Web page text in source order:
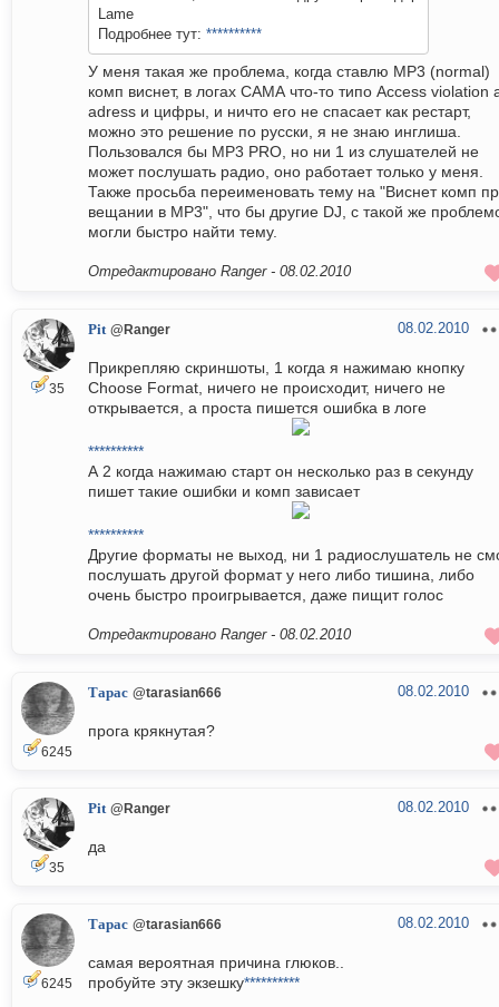
Lame
Подробнее тут: **********
У меня такая же проблема, когда ставлю MP3 (normal)
комп виснет, в логах САМА что-то типо Access violation
adress и цифры, и ничто его не спасает как рестарт,
можно это решение по русски, я не знаю инглиша.
Пользовался бы MP3 PRO, но ни 1 из слушателей не
может послушать радио, оно работает только у меня.
Также просьба переименовать тему на "Виснет комп
вещании в MP3", что бы другие DJ, с такой же
могли быстро найти тему.
Отредактировано Ranger - 08.02.2010
35
Pit @Ranger 08.02.2010
Прикрепляю скриншоты, 1 когда я нажимаю кнопку
Choose Format, ничего не происходит, ничего не
открывается, а проста пишется ошибка в логе
**********
А 2 когда нажимаю старт он несколько раз в секунду
пишет такие ошибки и комп зависает
**********
Другие форматы не выход, ни 1 радиослушатель не
послушать другой формат у него либо тишина, либо
очень быстро проигрывается, даже пищит голос
Отредактировано Ranger - 08.02.2010
6245
Тарас @tarasian666 08.02.2010
прога крякнутая?
35
Pit @Ranger 08.02.2010
да
6245
Тарас @tarasian666 08.02.2010
самая вероятная причина глюков..
пробуйте эту экзешку**********